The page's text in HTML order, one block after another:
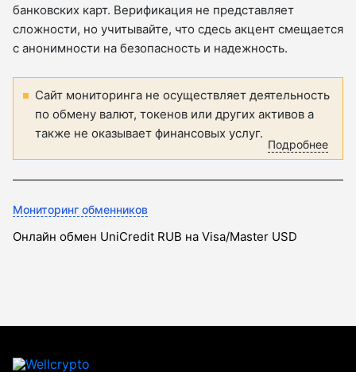
банковских карт. Верификация не представляет
сложности, но учитывайте, что сдесь акцент смещается
с анонимности на безопасность и надежность.
Сайт мониторинга не осуществляет деятельность
по обмену валют, токенов или других активов а
также не оказывает финансовых услуг.
Подробнее
Мониторинг обменников
Онлайн обмен UniCredit RUB на Visa/Master USD